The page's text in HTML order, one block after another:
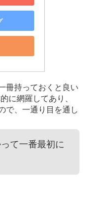
冊持っておくと良い
に網羅してあり、
で、一通り目を通し
て一番最初に